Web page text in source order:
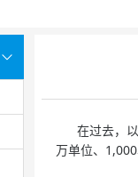
在过去，以
万单位、